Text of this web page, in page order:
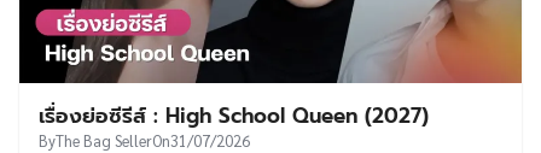
เรื่องย่อซีรีส์ : High School Queen (2027)
ByThe Bag SellerOn31/07/2026